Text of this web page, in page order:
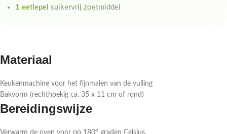
1 eetlepel suikervrij zoetmiddel
Materiaal
Keukenmachine voor het fijnmalen van de vulling
Bakvorm (rechthoekig ca. 35 x 11 cm of rond)
Bereidingswijze
Verwarm de oven voor op 180° graden Celsius.